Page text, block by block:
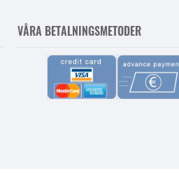
VÅRA BETALNINGSMETODER